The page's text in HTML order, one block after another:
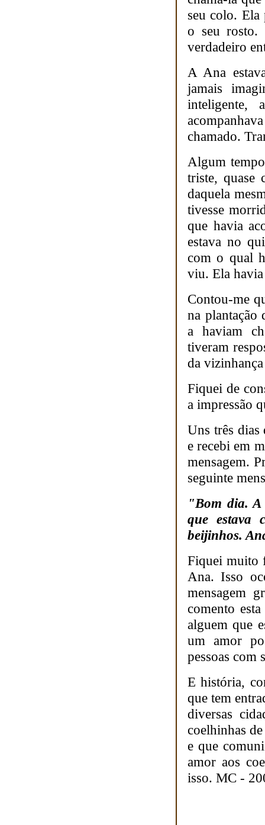
seu colo. Ela
o seu rosto.
verdadeiro
A Ana
jamais
inteligente,
chamado.
Algum
triste, quase
daquela
tivesse
que havia
estava no
com o qual
viu. Ela
Contou-me
na plantação
a haviam
tiveram
da
Fiquei de
a impressão
Uns três dias
e recebi em
mensagem.
seguinte
"Bom dia.
que estava
beijinhos.
Fiquei muito
Ana. Isso
mensagem
comento
alguem que
um amor
pessoas com
E história,
que tem
diversas
coelhinhas
e que
amor aos
isso. MC -